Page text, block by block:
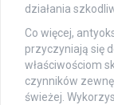
działania
Co więcej,
przyczyniają się
właściwościom
czynników
świeżej.